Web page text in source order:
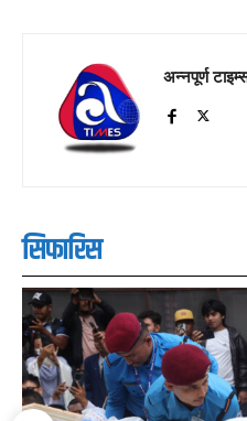
अन्नपूर्ण
सिफारिस